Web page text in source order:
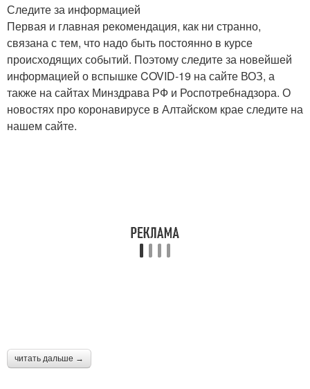
Следите за информацией
Первая и главная рекомендация, как ни странно,
связана с тем, что надо быть постоянно в курсе
происходящих событий. Поэтому следите за новейшей
информацией о вспышке COVID-19 на сайте ВОЗ, а
также на сайтах Минздрава РФ и Роспотребнадзора. О
новостях про коронавирусе в Алтайском крае следите на
нашем сайте.
читать дальше →